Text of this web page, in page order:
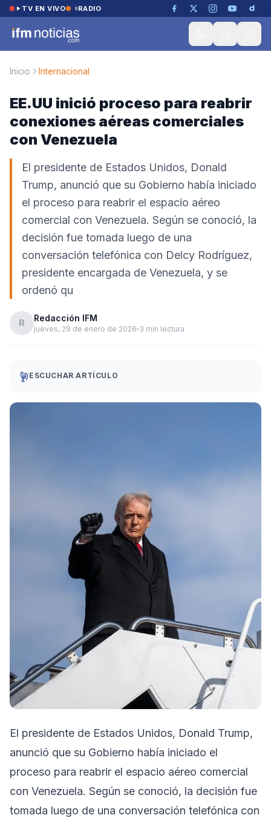
Saltar al contenido
TV EN VIVO RADIO
Inicio Internacional
EE.UU inició proceso para reabrir
conexiones aéreas comerciales
con Venezuela
El presidente de Estados Unidos, Donald
Trump, anunció que su Gobierno había iniciado
el proceso para reabrir el espacio aéreo
comercial con Venezuela. Según se conoció, la
decisión fue tomada luego de una
conversación telefónica con Delcy Rodríguez,
presidente encargada de Venezuela, y se
ordenó qu
R Redacción IFM
jueves, 29 de enero de 2026 3 min lectura
ESCUCHAR ARTÍCULO
El presidente de Estados Unidos, Donald Trump,
anunció que su Gobierno había iniciado el
proceso para reabrir el espacio aéreo comercial
con Venezuela. Según se conoció, la decisión fue
tomada luego de una conversación telefónica con